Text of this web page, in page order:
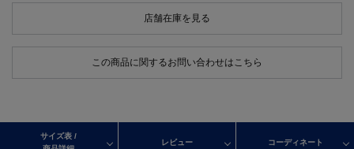
店舗在庫を見る
この商品に関するお問い合わせはこちら
サイズ表 /
レビュー コーディネート